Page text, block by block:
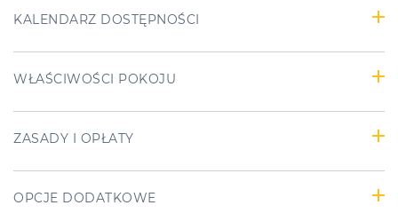
KALENDARZ DOSTĘPNOŚCI
WŁAŚCIWOŚCI POKOJU
ZASADY I OPŁATY
OPCJE DODATKOWE